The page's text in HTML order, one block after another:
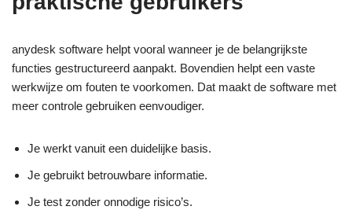
anydesk software helpt vooral wanneer je de belangrijkste
functies gestructureerd aanpakt. Bovendien helpt een vaste
werkwijze om fouten te voorkomen. Dat maakt de software met
meer controle gebruiken eenvoudiger.
Je werkt vanuit een duidelijke basis.
Je gebruikt betrouwbare informatie.
Je test zonder onnodige risico’s.